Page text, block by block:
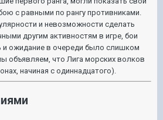
с равными по рангу противниками.
и невозможности сделать
другим активностям в игре, бои
и ожидание в очереди было слишком
объявляем, что Лига морских волков
начиная с одиннадцатого).